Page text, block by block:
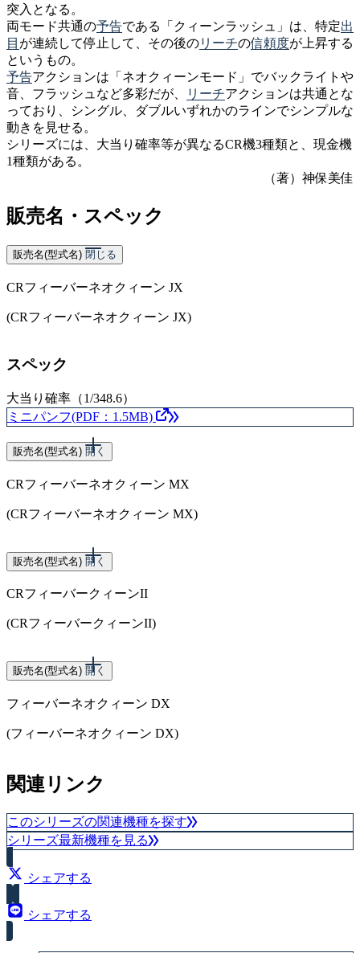
突入となる。
両モード共通の予告である「クィーンラッシュ」は、特定出
目 が連続して停止して、その後のリーチの信頼度が上昇する
というもの。
予告アクションは「ネオクィーンモード」でバックライトや
音、フラッシュなど多彩だが、
リーチアクションは共通とな
っており、シングル、ダブルいずれかのラインでシンプルな
動きを見せる。
シリーズには、大当り確率等が異なるCR機3種類と、現金機
1種類がある。
（著）神保美佳
販売名・スペック
販売名(型式名) 閉じる
CRフィーバーネオクィーン JX
(CRフィーバーネオクィーン JX)
スペック
大当り確率（1/348.6）
ミニパンフ(PDF：1.5MB)
販売名(型式名) 開く
CRフィーバーネオクィーン MX
(CRフィーバーネオクィーン MX)
スペック
大当り確率（1/297.9）
販売名(型式名) 開く
CRフィーバークィーンII
(CRフィーバークィーンII)
スペック
大当り確率（1/243.6）
販売名(型式名) 開く
フィーバーネオクィーン DX
(フィーバーネオクィーン DX)
スペック
大当り確率（1/200.4）
関連リンク
このシリーズの関連機種を探す
シリーズ最新機種を見る
シェアする
シェアする